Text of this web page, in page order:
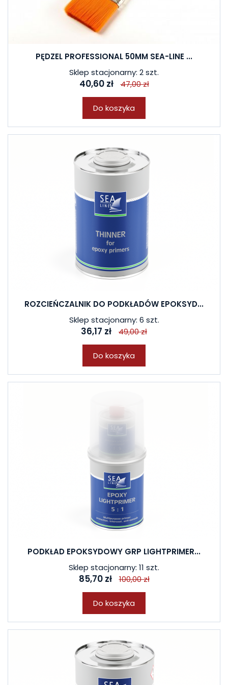
PĘDZEL PROFESSIONAL 50MM SEA-LINE ...
Sklep stacjonarny: 2 szt.
40,60 zł 47,00 zł
Do koszyka
ROZCIEŃCZALNIK DO PODKŁADÓW EPOKSYD...
Sklep stacjonarny: 6 szt.
36,17 zł 49,00 zł
Do koszyka
PODKŁAD EPOKSYDOWY GRP LIGHTPRIMER...
Sklep stacjonarny: 11 szt.
85,70 zł 100,00 zł
Do koszyka